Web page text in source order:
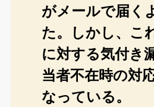
がメールで届く
た。しかし、こ
に対する気付き
当者不在時の対
なっている。